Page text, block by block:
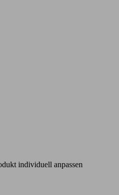
individuell anpassen